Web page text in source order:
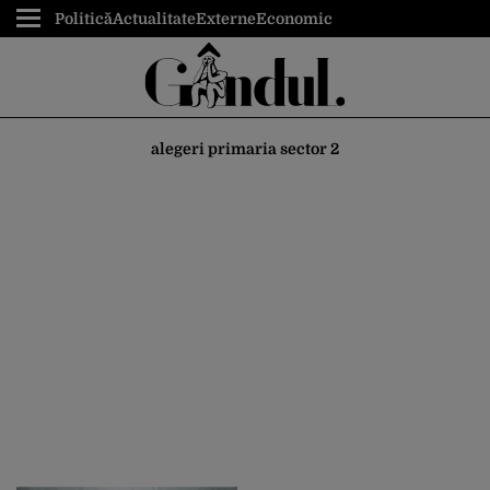
PoliticăActualitateExterneEconomic
alegeri primaria sector 2